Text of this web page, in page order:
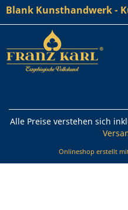
Blank Kunsthandwerk -
Alle Preise verstehen sich
Onlineshop erstellt